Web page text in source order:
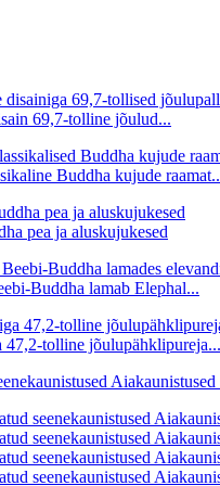
69,7-tolline jõulud...
Buddha kujude
pea ja aluskujukesed
Buddha lamab Elephal...
47,2-tolline jõulupähklipureja...